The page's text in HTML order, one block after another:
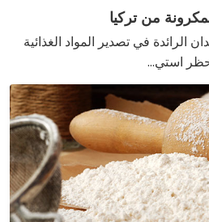
من تركيا
الرائدة في تصدير المواد الغذائية
استي...